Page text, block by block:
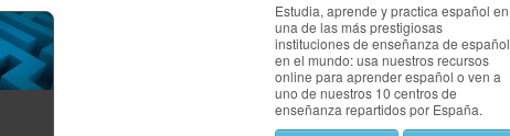
Estudia, aprende y practica español en
una de las más prestigiosas
instituciones de enseñanza de español
en el mundo: usa nuestros recursos
online para aprender español o ven a
uno de nuestros 10 centros de
enseñanza repartidos por España.